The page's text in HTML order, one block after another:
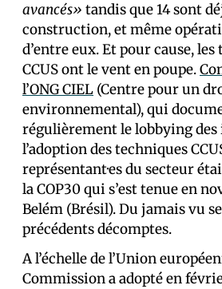
avancés» tandis que 14 sont
construction, et même
d’entre eux. Et pour cause,
CCUS ont le vent en poupe.
l’ONG CIEL (Centre pour un
environnemental), qui
régulièrement le lobbying
l’adoption des techniques
représentant·es du secteur
la COP30 qui s’est tenue en
Belém (Brésil). Du jamais vu
précédents décomptes.
A l’échelle de l’Union
Commission a adopté en